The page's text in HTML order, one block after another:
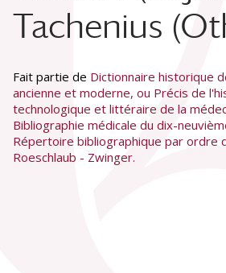
Tachenius
Fait partie de Dictionnaire historique
ancienne et moderne, ou Précis de
technologique et littéraire de la
Bibliographie médicale du dix-
Répertoire bibliographique par ordre
Roeschlaub - Zwinger.